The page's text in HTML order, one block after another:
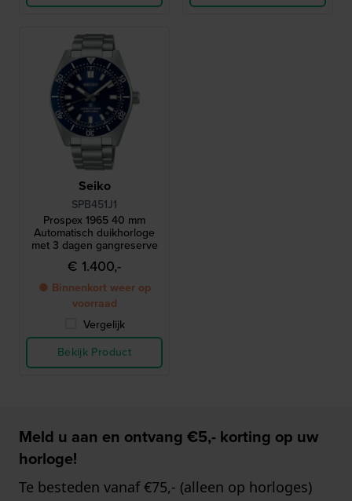
Seiko
SPB451J1
Prospex 1965 40 mm
Automatisch duikhorloge
met 3 dagen gangreserve
€ 1.400,-
● Binnenkort weer op
voorraad
Vergelijk
Bekijk Product
Meld u aan en ontvang €5,- korting op uw
horloge!
Te besteden vanaf €75,- (alleen op horloges)